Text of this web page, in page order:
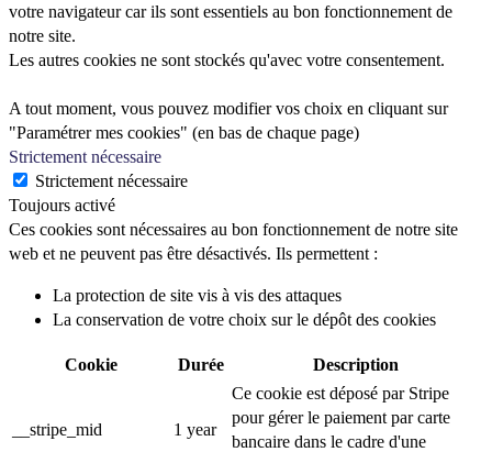
votre navigateur car ils sont essentiels au bon fonctionnement de
notre site.
Les autres cookies ne sont stockés qu'avec votre consentement.
A tout moment, vous pouvez modifier vos choix en cliquant sur
"Paramétrer mes cookies" (en bas de chaque page)
Strictement nécessaire
Strictement nécessaire
Toujours activé
Ces cookies sont nécessaires au bon fonctionnement de notre site
web et ne peuvent pas être désactivés. Ils permettent :
La protection de site vis à vis des attaques
La conservation de votre choix sur le dépôt des cookies
Cookie Durée Description
__stripe_mid 1 year
Ce cookie est déposé par Stripe
pour gérer le paiement par carte
bancaire dans le cadre d'une